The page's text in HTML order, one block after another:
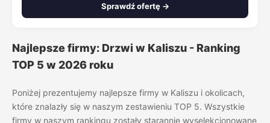
Sprawdź ofertę →
Najlepsze firmy: Drzwi w Kaliszu - Ranking
TOP 5 w 2026 roku
Poniżej prezentujemy najlepsze firmy w Kaliszu i okolicach,
które znalazły się w naszym zestawieniu TOP 5. Wszystkie
firmy w naszym rankingu zostały starannie wyselekcjonowane